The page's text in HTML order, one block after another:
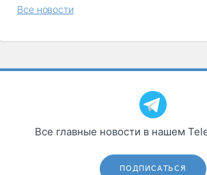
Все новости
Все главные новости в нашем
ПОДПИСАТЬСЯ